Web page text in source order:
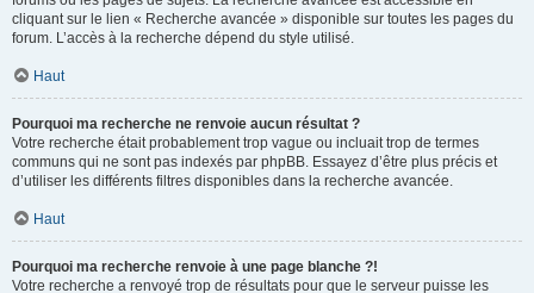
cliquant sur le lien « Recherche avancée » disponible sur toutes les pages du
forum. L’accès à la recherche dépend du style utilisé.
Haut
Pourquoi ma recherche ne renvoie aucun résultat ?
Votre recherche était probablement trop vague ou incluait trop de termes
communs qui ne sont pas indexés par phpBB. Essayez d’être plus précis et
d’utiliser les différents filtres disponibles dans la recherche avancée.
Haut
Pourquoi ma recherche renvoie à une page blanche ?!
Votre recherche a renvoyé trop de résultats pour que le serveur puisse les